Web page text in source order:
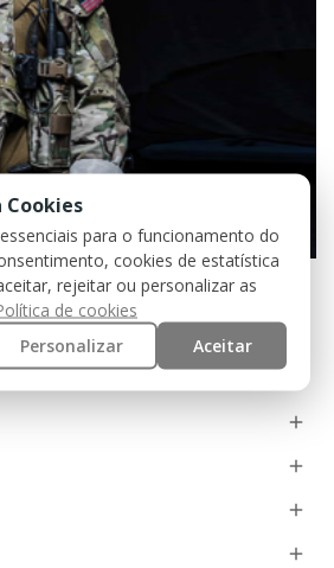




Cookies
para o funcionamento do
cookies de estatística
rejeitar ou personalizar as
de cookies
Personalizar Aceitar